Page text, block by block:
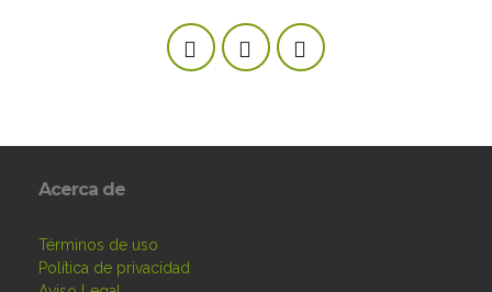
Acerca de
Términos de uso
Política de privacidad